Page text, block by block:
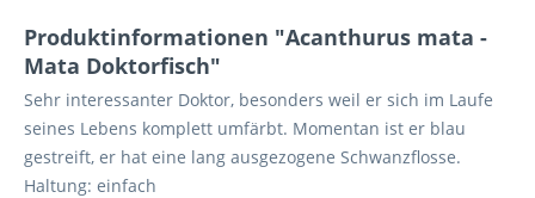
Produktinformationen "Acanthurus mata -
Mata Doktorfisch"
Sehr interessanter Doktor, besonders weil er sich im Laufe
seines Lebens komplett umfärbt. Momentan ist er blau
gestreift, er hat eine lang ausgezogene Schwanzflosse.
Haltung: einfach